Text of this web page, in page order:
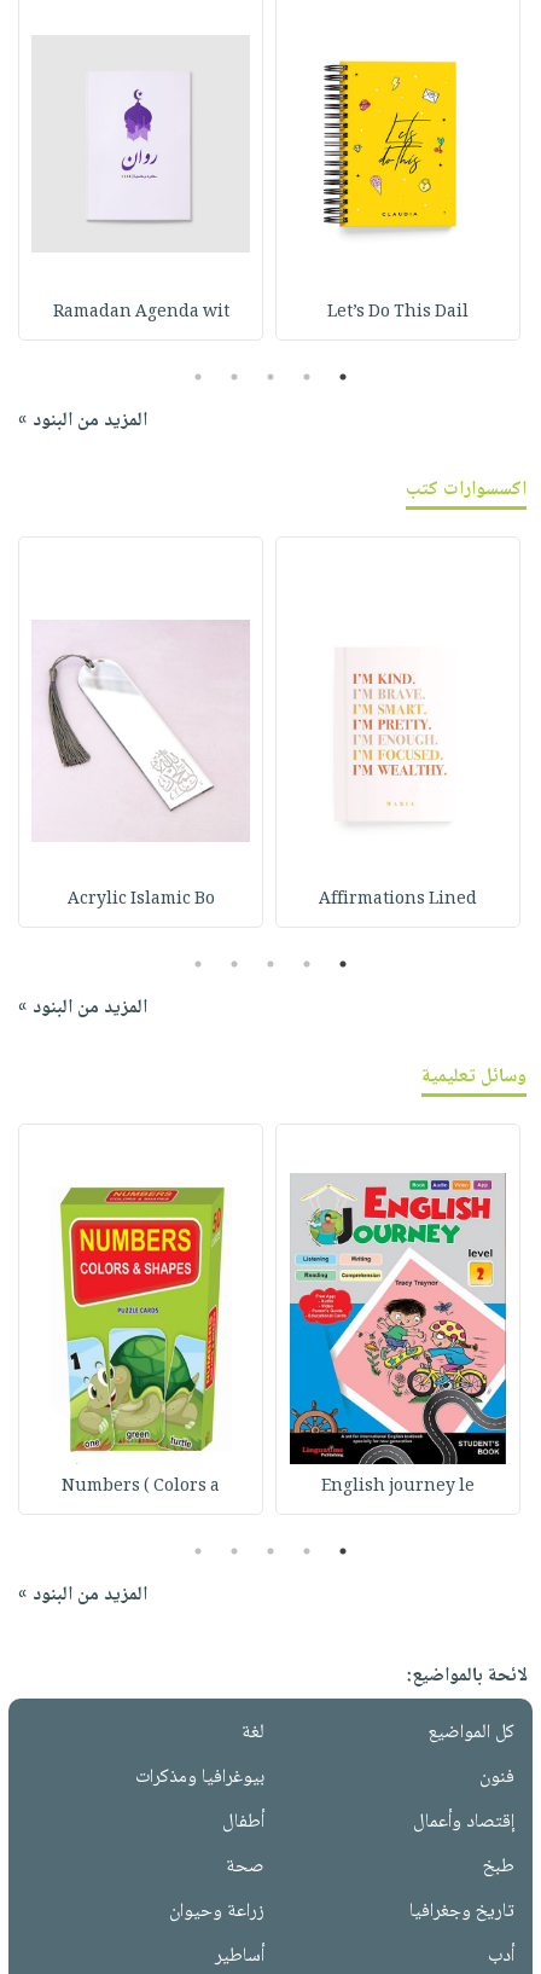
Let’s Do This Dail
Ramadan Agenda wit
1
2
3
4
5
المزيد من البنود »
اكسسوارات كتب
Affirmations Lined
Acrylic Islamic Bo
1
2
3
4
5
المزيد من البنود »
وسائل تعليمية
English journey le
Numbers ( Colors a
1
2
3
4
5
المزيد من البنود »
لائحة بالمواضيع:
كل المواضيع
لغة
فنون
بيوغرافيا ومذكرات
إقتصاد وأعمال
أطفال
طبخ
صحة
تاريخ وجغرافيا
زراعة وحيوان
أدب
أساطير